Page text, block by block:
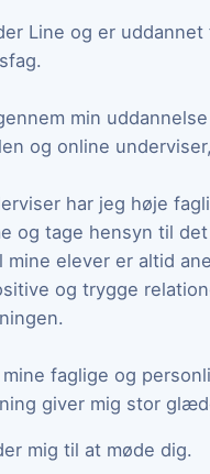
Line og er
min
og online
har jeg høje
og tage hensyn til
mine elever er altid
og trygge
faglige og
giver mig stor
mig til at møde dig.